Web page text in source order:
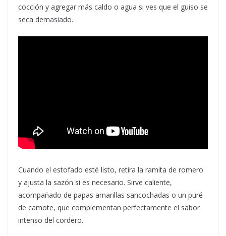
cocción y agregar más caldo o agua si ves que el guiso se
seca demasiado.
Cuando el estofado esté listo, retira la ramita de romero
y ajusta la sazón si es necesario. Sirve caliente,
acompañado de papas amarillas sancochadas o un puré
de camote, que complementan perfectamente el sabor
intenso del cordero.